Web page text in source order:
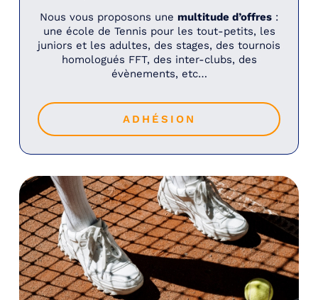
Nous vous proposons une multitude d’offres :
une école de Tennis pour les tout-petits, les
juniors et les adultes, des stages, des tournois
homologués FFT, des inter-clubs, des
évènements, etc…
ADHÉSION